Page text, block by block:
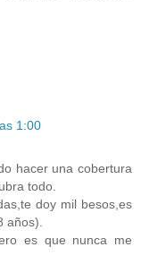
1:00
hacer una cobertura
todo.
doy mil besos,es
años).
es que nunca me